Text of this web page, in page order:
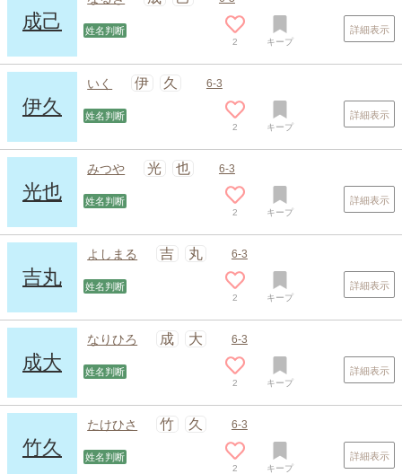
成己 姓名判断
2 キープ
詳細表示
伊久
いく 伊 久 6-3
姓名判断
2 キープ
詳細表示
光也
みつや 光 也 6-3
姓名判断
2 キープ
詳細表示
吉丸
よしまる 吉 丸 6-3
姓名判断
2 キープ
詳細表示
成大
なりひろ 成 大 6-3
姓名判断
2 キープ
詳細表示
竹久
たけひさ 竹 久 6-3
姓名判断
2 キープ
詳細表示